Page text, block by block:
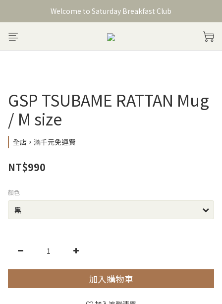
Welcome to Saturday Breakfast Club
Welcome to Saturday Breakfast Club
加入會員獲得150元購物金
GSP TSUBAME RATTAN Mug
/ M size
全店，滿千元免運費
NT$990
顏色
加入購物車